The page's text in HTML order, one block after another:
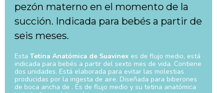
pezón materno en el momento de la
succión. Indicada para bebés a partir de
seis meses.
Esta Tetina Anatómica de Suavinex es de flujo medio, está
indicada para bebés a partir del sexto mes de vida. Contiene
dos unidades. Está elaborada para evitar las molestias
producidas por la ingesta de aire. Diseñada para biberones
de boca ancha de . Es de flujo medio y su tetina anatómica